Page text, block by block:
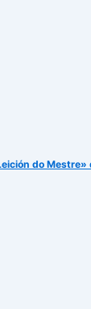
do Mestre»